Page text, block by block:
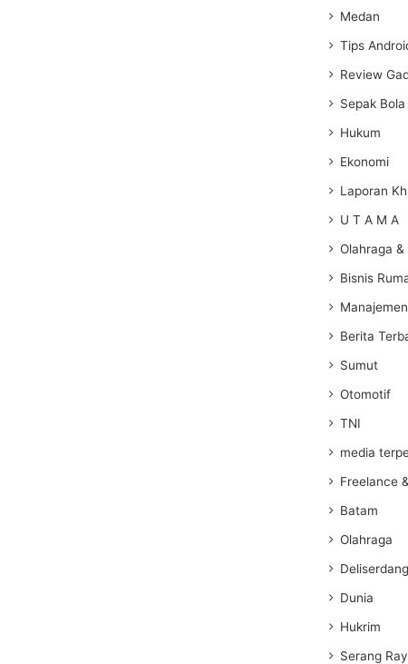
Medan
Tips
Review
Sepak Bola
Hukum
Ekonomi
Laporan
U T A M A
Olahraga &
Bisnis
Berita
Sumut
Otomotif
TNI
media
Freelance
Batam
Olahraga
Deliserdang
Dunia
Hukrim
Serang